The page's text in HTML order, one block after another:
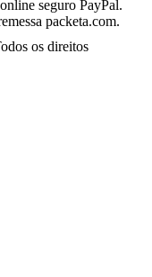
os direitos